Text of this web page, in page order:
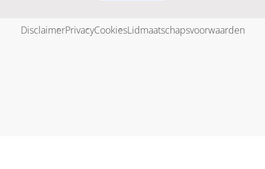
DisclaimerPrivacyCookiesLidmaatschapsvoorwaarden